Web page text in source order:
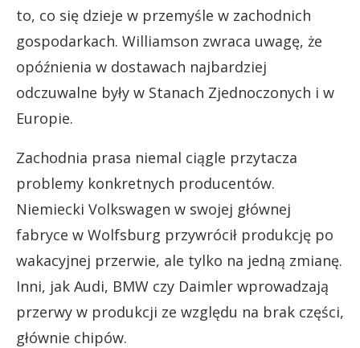
to, co się dzieje w przemyśle w zachodnich
gospodarkach. Williamson zwraca uwagę, że
opóźnienia w dostawach najbardziej
odczuwalne były w Stanach Zjednoczonych i w
Europie.
Zachodnia prasa niemal ciągle przytacza
problemy konkretnych producentów.
Niemiecki Volkswagen w swojej głównej
fabryce w Wolfsburg przywrócił produkcję po
wakacyjnej przerwie, ale tylko na jedną zmianę.
Inni, jak Audi, BMW czy Daimler wprowadzają
przerwy w produkcji ze względu na brak części,
głównie chipów.